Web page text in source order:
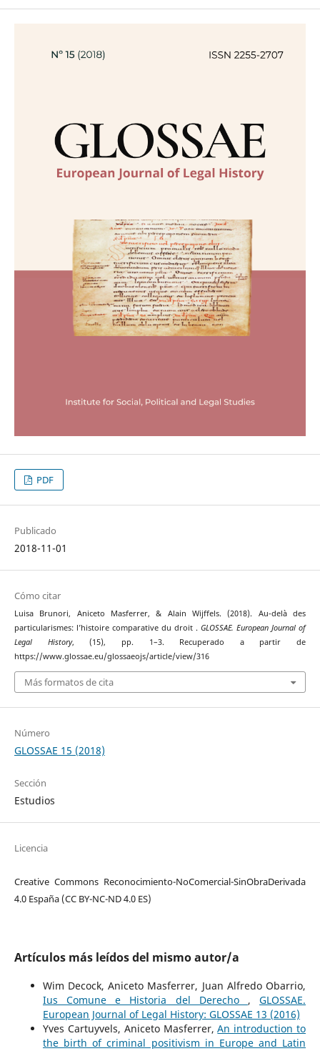
PDF
Publicado
2018-11-01
Cómo citar
Luisa Brunori, Aniceto Masferrer, & Alain Wijffels. (2018). Au-delà des
particularismes: l’histoire comparative du droit .GLOSSAE. European Journal of
Legal History, (15), pp. 1–3. Recuperado a partir de
https://www.glossae.eu/glossaeojs/article/view/316
Más formatos de cita
Número
GLOSSAE 15 (2018)
Sección
Estudios
Licencia
Creative Commons Reconocimiento-NoComercial-SinObraDerivada
4.0 España (CC BY-NC-ND 4.0 ES)
Artículos más leídos del mismo autor/a
Wim Decock, Aniceto Masferrer, Juan Alfredo Obarrio,
Ius Comune e Historia del Derecho ,GLOSSAE.
European Journal of Legal History: GLOSSAE 13 (2016)
Yves Cartuyvels, Aniceto Masferrer,An introduction to
the birth of criminal positivism in Europe and Latin